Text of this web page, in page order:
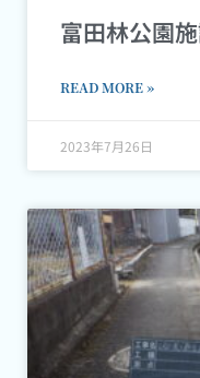
富田林公園
READ MORE »
2023年7月26日